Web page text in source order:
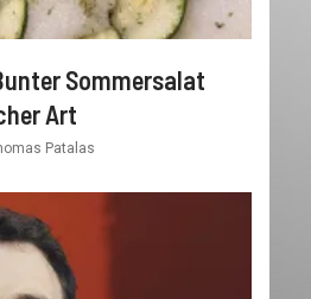
Sommersalat
Art
Patalas